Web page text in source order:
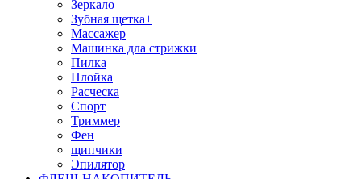
Зеркало
Зубная щетка+
Массажер
Машинка дла стрижки
Пилка
Плойка
Расческа
Спорт
Триммер
Фен
щипчики
Эпилятор